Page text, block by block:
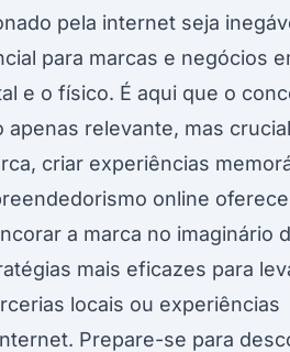
pela internet seja
para marcas e negócios
e o físico. É aqui que o
apenas relevante, mas
criar experiências
online
a marca no imaginário
mais eficazes para
locais ou experiências
Prepare-se para